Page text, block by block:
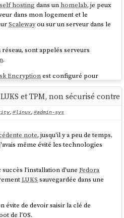
self hosting dans un homelab, je peux
dans mon logement et le
Scalewayou sur un serveur dans le
réseau, sont appelés serveurs
.
Encryptionest configuré pour
provenant de l'IP de mon réseau
le voleur ne pourra pas récupérer
Disk Encryptionnommétang .
de ce playground, deux
automatiquement le volume : un
minimum depinsrequis pour le
threshold.
pins et de gérer la récupération
, utilise l'algorithme Shamir's secret
LUKS et TPM, non sécurisé
, #linux, #admin-sys
note, jusqu'il y a peu de temps,
même évité les technologies
succès l'installation d'uneFedora
LUKS sauvegardée dans une
évite de devoir saisir la clé de
de l'OS.